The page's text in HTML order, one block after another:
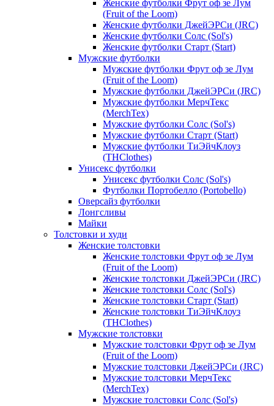
Женские футболки Фрут оф зе Лум
(Fruit of the Loom)
Женские футболки ДжейЭРСи (JRC)
Женские футболки Солс (Sol's)
Женские футболки Старт (Start)
Мужские футболки
Мужские футболки Фрут оф зе Лум
(Fruit of the Loom)
Мужские футболки ДжейЭРСи (JRC)
Мужские футболки МерчТекс
(MerchTex)
Мужские футболки Солс (Sol's)
Мужские футболки Старт (Start)
Мужские футболки ТиЭйчКлоуз
(THClothes)
Унисекс футболки
Унисекс футболки Солс (Sol's)
Футболки Портобелло (Portobello)
Оверсайз футболки
Лонгсливы
Майки
Толстовки и худи
Женские толстовки
Женские толстовки Фрут оф зе Лум
(Fruit of the Loom)
Женские толстовки ДжейЭРСи (JRC)
Женские толстовки Солс (Sol's)
Женские толстовки Старт (Start)
Женские толстовки ТиЭйчКлоуз
(THClothes)
Мужские толстовки
Мужские толстовки Фрут оф зе Лум
(Fruit of the Loom)
Мужские толстовки ДжейЭРСи (JRC)
Мужские толстовки МерчТекс
(MerchTex)
Мужские толстовки Солс (Sol's)